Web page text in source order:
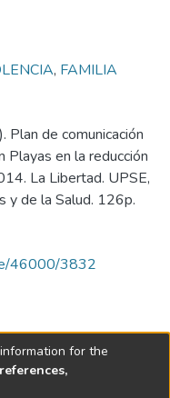
, FAMILIA
Plan de comunicación
Playas en la reducción
La Libertad. UPSE,
y de la Salud. 126p.
46000/3832
for the